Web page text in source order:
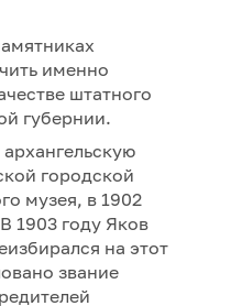
именно
штатного
губернии.
городской
музея, в 1902
1903 году Яков
на этот
звание